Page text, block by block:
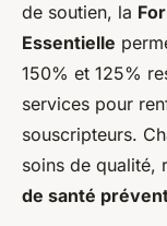
de soutien, la
Essentielle
150% et 125%
services pour
souscripteurs.
soins de qualité,
de santé